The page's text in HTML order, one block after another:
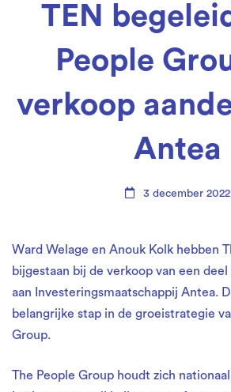
begeleidt
The
bij
verkoop
aandelen
TEN
People
verkoop
Antea
3 december 2022
Ward Welage en Anouk Kolk hebben
bijgestaan bij de verkoop van een deel
aan Investeringsmaatschappij Antea.
belangrijke stap in de groeistrategie
Group.
The People Group houdt zich